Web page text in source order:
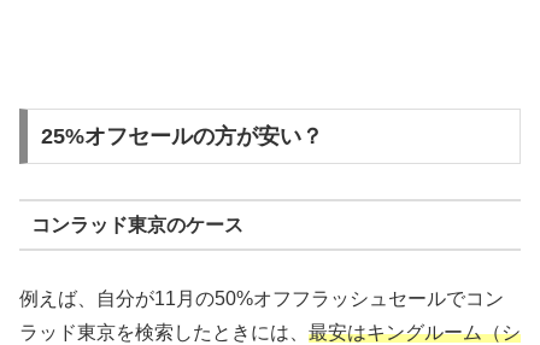
25%オフセールの方が安い？
コンラッド東京のケース
例えば、自分が11月の50%オフフラッシュセールでコン
ラッド東京を検索したときには、 最安はキングルーム（シ